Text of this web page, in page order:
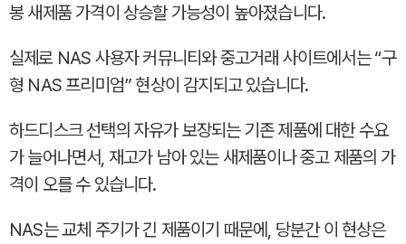
봉 새제품 가격이 상승할 가능성이 높아졌습니다.
실제로 NAS 사용자 커뮤니티와 중고거래 사이트에서는 “구
형 NAS 프리미엄” 현상이 감지되고 있습니다.
하드디스크 선택의 자유가 보장되는 기존 제품에 대한 수요
가 늘어나면서, 재고가 남아 있는 새제품이나 중고 제품의 가
격이 오를 수 있습니다.
NAS는 교체 주기가 긴 제품이기 때문에, 당분간 이 현상은